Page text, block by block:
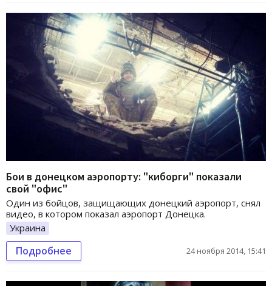
Бои в донецком аэропорту: "киборги" показали
свой "офис"
Один из бойцов, защищающих донецкий аэропорт, снял
видео, в котором показал аэропорт Донецка.
Украина
Подробнее 24 ноября 2014, 15:41